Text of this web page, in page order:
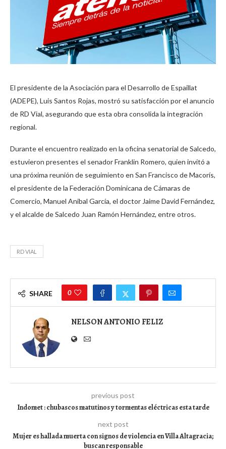
El presidente de la Asociación para el Desarrollo de Espaillat
(ADEPE), Luis Santos Rojas, mostró su satisfacción por el anuncio
de RD Vial, asegurando que esta obra consolida la integración
regional.
Durante el encuentro realizado en la oficina senatorial de Salcedo,
estuvieron presentes el senador Franklin Romero, quien invitó a
una próxima reunión de seguimiento en San Francisco de Macorís,
el presidente de la Federación Dominicana de Cámaras de
Comercio, Manuel Anibal García, el doctor Jaime David Fernández,
y el alcalde de Salcedo Juan Ramón Hernández, entre otros.
RD VIAL
SHARE 0
NELSON ANTONIO FELIZ
previous post
Indomet : chubascos matutinos y tormentas eléctricas esta tarde
next post
Mujer es hallada muerta con signos de violencia en Villa Altagracia;
buscan responsable